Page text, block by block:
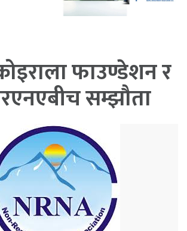
फाउण्डेशन र
सम्झौता